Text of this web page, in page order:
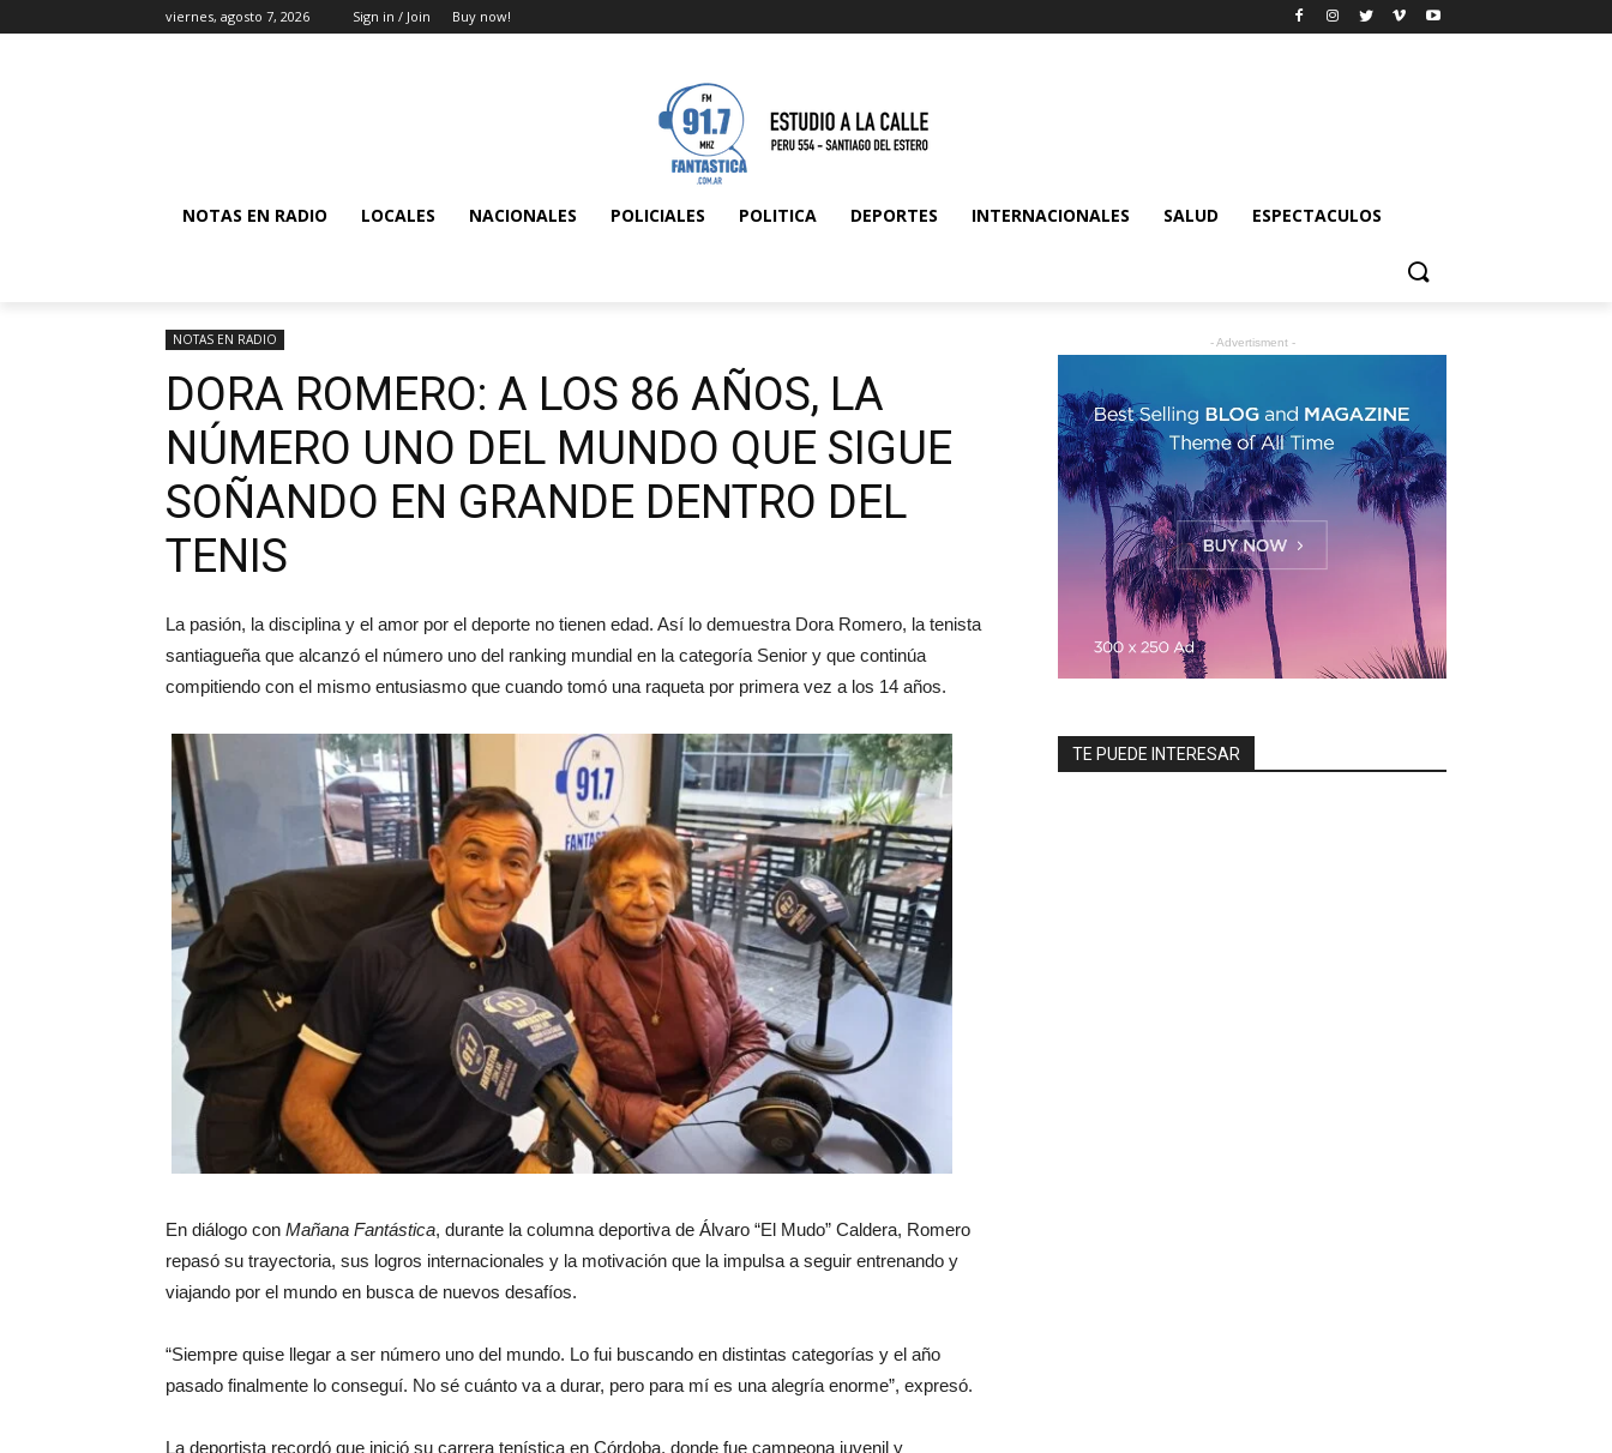
viernes, agosto 7, 2026 Sign in / Join Buy now!
NOTAS EN RADIO LOCALES NACIONALES POLICIALES POLITICA DEPORTES INTERNACIONALES SALUD ESPECTACULOS
NOTAS EN RADIO
DORA ROMERO: A LOS 86 AÑOS, LA
NÚMERO UNO DEL MUNDO QUE SIGUE
SOÑANDO EN GRANDE DENTRO DEL
TENIS
La pasión, la disciplina y el amor por el deporte no tienen edad. Así lo demuestra Dora Romero, la tenista
santiagueña que alcanzó el número uno del ranking mundial en la categoría Senior y que continúa
compitiendo con el mismo entusiasmo que cuando tomó una raqueta por primera vez a los 14 años.
En diálogo con Mañana Fantástica, durante la columna deportiva de Álvaro “El Mudo” Caldera, Romero
repasó su trayectoria, sus logros internacionales y la motivación que la impulsa a seguir entrenando y
viajando por el mundo en busca de nuevos desafíos.
“Siempre quise llegar a ser número uno del mundo. Lo fui buscando en distintas categorías y el año
pasado finalmente lo conseguí. No sé cuánto va a durar, pero para mí es una alegría enorme”, expresó.
La deportista recordó que inició su carrera tenística en Córdoba, donde fue campeona juvenil y
- Advertisment -
TE PUEDE INTERESAR